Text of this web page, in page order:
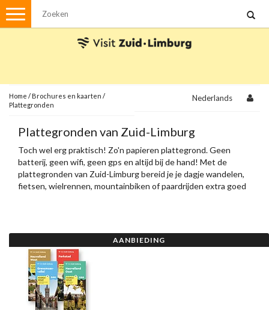
Menu
Met de auto
Brochures en kaarten
Plattegronden
Uit de streek
Streekpakketten
Ansichtkaarten
Home / Brochures en kaarten /
Plattegronden
Nederlands
Plattegronden van Zuid-Limburg
Toch wel erg praktisch! Zo'n papieren plattegrond. Geen
batterij, geen wifi, geen gps en altijd bij de hand! Met de
plattegronden van Zuid-Limburg bereid je je dagje wandelen,
fietsen, wielrennen, mountainbiken of paardrijden extra goed
AANBIEDING